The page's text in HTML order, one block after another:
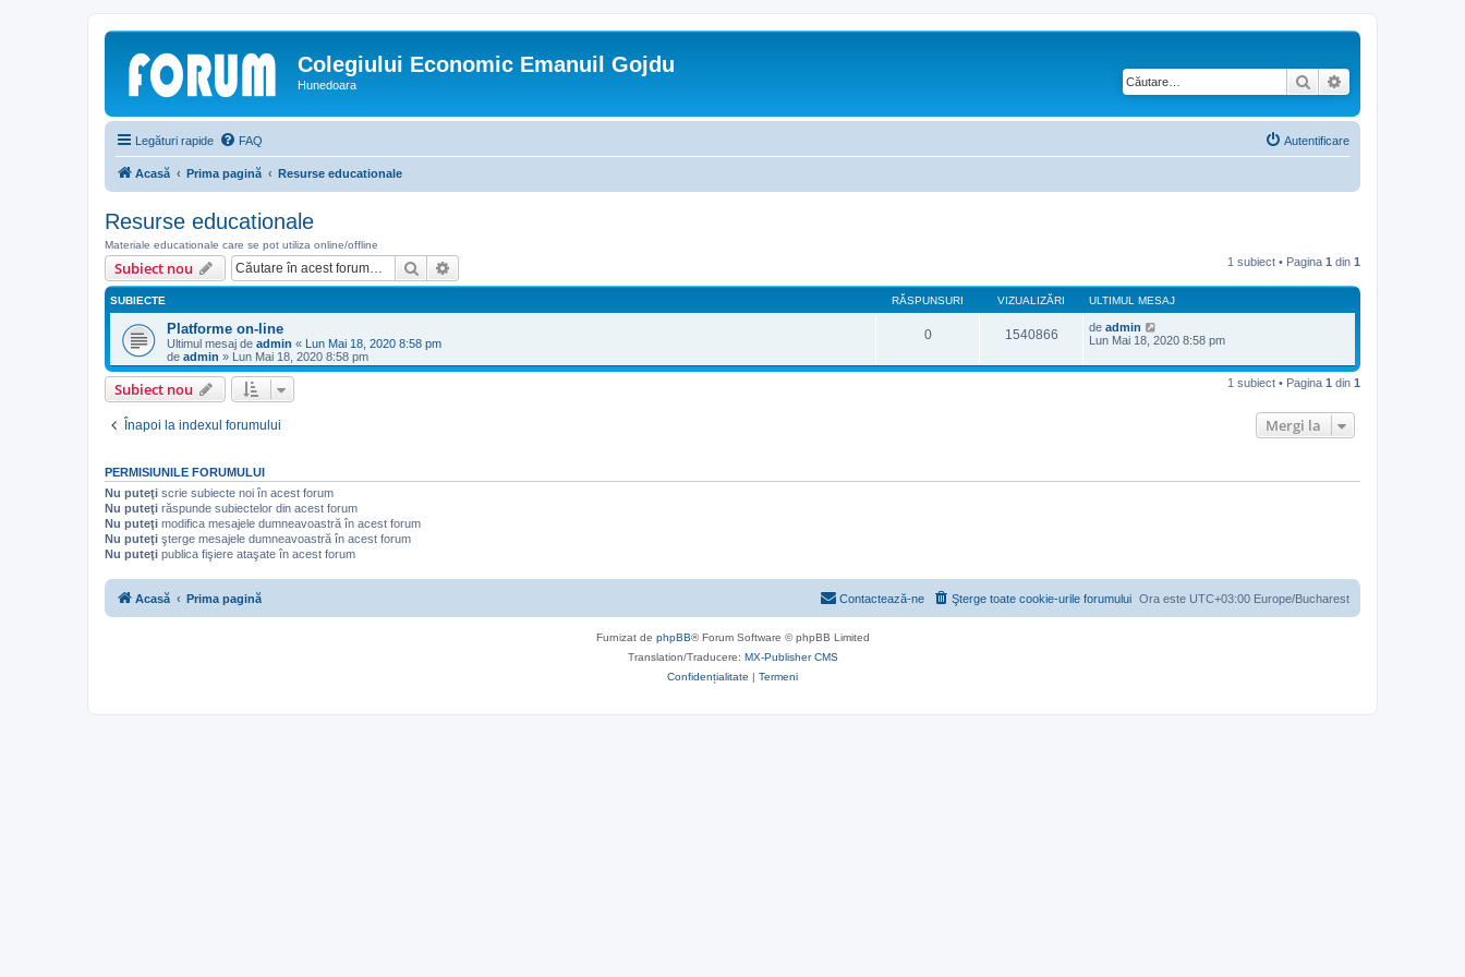
Colegiului Economic Emanuil Gojdu
Hunedoara Căutare
Legături rapide FAQ Autentificare
Acasă Prima pagină Resurse educationale
Resurse educationale
Materiale educationale care se pot utiliza online/offline
Subiect nou Căutare 1 subiect • Pagina 1 din 1
SUBIECTE RĂSPUNSURI VIZUALIZĂRI ULTIMUL MESAJ
Platforme on-line
Ultimul mesaj de admin « Lun Mai 18, 2020 8:58 pm
de admin » Lun Mai 18, 2020 8:58 pm
0 1540866 de admin
Lun Mai 18, 2020 8:58 pm
Subiect nou 1 subiect • Pagina 1 din 1
Înapoi la indexul forumului Mergi la
PERMISIUNILE FORUMULUI
Nu puteţi scrie subiecte noi în acest forum
Nu puteţi răspunde subiectelor din acest forum
Nu puteţi modifica mesajele dumneavoastră în acest forum
Nu puteţi şterge mesajele dumneavoastră în acest forum
Nu puteţi publica fişiere ataşate în acest forum
Acasă Prima pagină Ora este UTC+03:00 Europe/Bucharest
Şterge toate cookie-urile forumului
Contactează-ne
Furnizat de phpBB® Forum Software © phpBB Limited
Translation/Traducere: MX-Publisher CMS
Confidențialitate | Termeni